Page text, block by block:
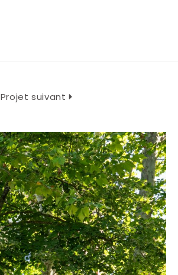
Projet suivant